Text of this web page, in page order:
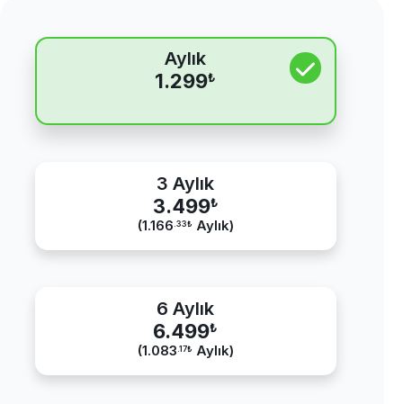
Aylık
1.299₺
3 Aylık
3.499₺
(1.166 .33₺ Aylık)
6 Aylık
6.499₺
(1.083 .17₺ Aylık)